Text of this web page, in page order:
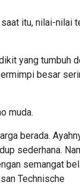
itu, nilai-nilai
yang tumbuh
besar
muda.
berada.
sederhana.
semangat
Technische